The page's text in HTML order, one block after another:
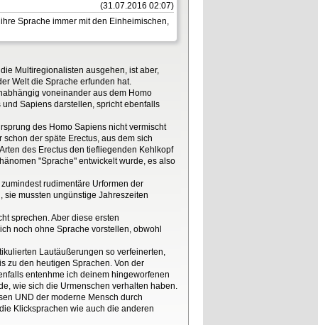
(31.07.2016 02:07)
Sprache immer mit den Einheimischen,
Multiregionalisten ausgehen, ist aber,
Welt die Sprache erfunden hat.
voneinander aus dem Homo
Sapiens darstellen, spricht ebenfalls
des Homo Sapiens nicht vermischt
der späte Erectus, aus dem sich
des Erectus den tiefliegenden Kehlkopf
"Sprache" entwickelt wurde, es also
rudimentäre Urformen der
sie mussten ungünstige Jahreszeiten
sprechen. Aber diese ersten
noch ohne Sprache vorstellen, obwohl
Lautäußerungen so verfeinerten,
zu den heutigen Sprachen. Von der
entenhme ich deinem hingeworfenen
wie sich die Urmenschen verhalten haben.
UND der moderne Mensch durch
Klicksprachen wie auch die anderen